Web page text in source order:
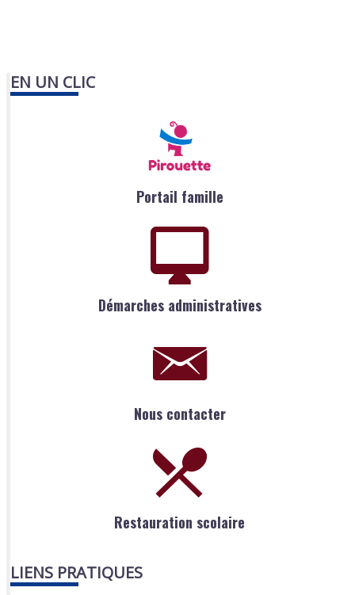
EN UN CLIC
Portail famille
Démarches administratives
Nous contacter
Restauration scolaire
LIENS PRATIQUES